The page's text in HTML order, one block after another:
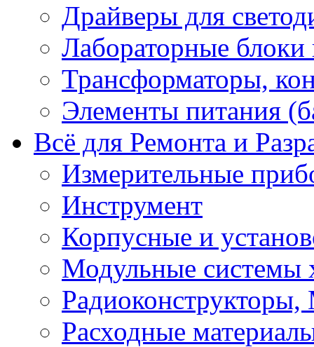
Драйверы для
Лабораторные блоки
Трансформаторы,
Элементы питания
Всё для Ремонта и
Измерительные
Инструмент
Корпусные и
Модульные системы
Расходные